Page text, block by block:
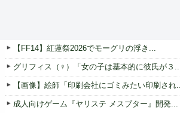
【FF14】紅蓮祭2026でモーグリの浮き...
グリフィス（♀）「女の子は基本的に彼氏が３...
【画像】絵師「印刷会社にゴミみたい印刷され...
成人向けゲーム『ヤリステ メスブター』開発...